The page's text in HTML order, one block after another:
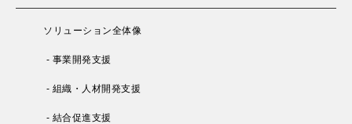
ソリューション全体像
- 事業開発支援
- 組織・人材開発支援
- 結合促進支援